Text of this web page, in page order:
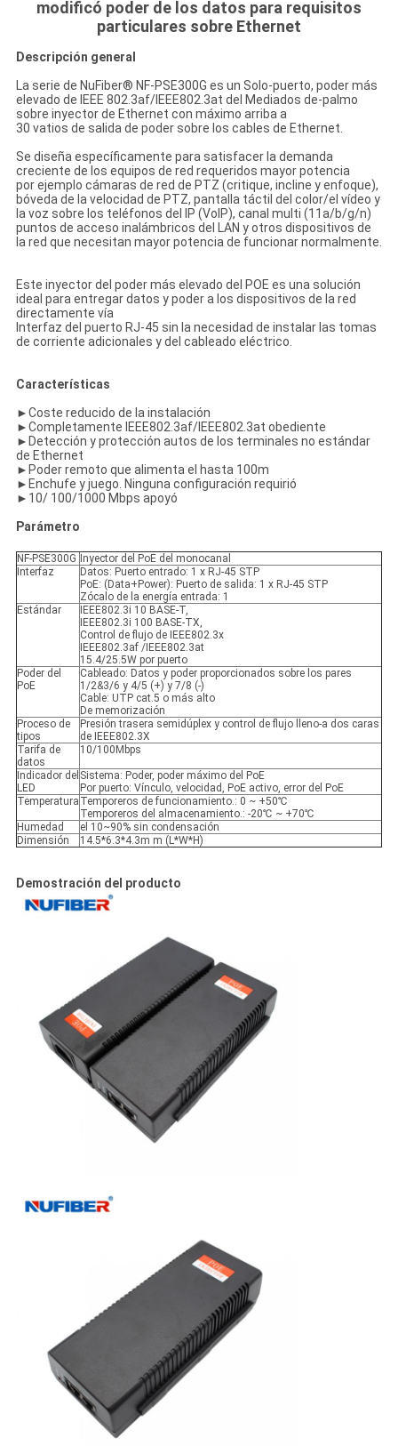
modificó poder de los datos para requisitos
particulares sobre Ethernet
Descripción general
La serie de NuFiber® NF-PSE300G es un Solo-puerto, poder más
elevado de IEEE 802.3af/IEEE802.3at del Mediados de-palmo
sobre inyector de Ethernet con máximo arriba a
30 vatios de salida de poder sobre los cables de Ethernet.
Se diseña específicamente para satisfacer la demanda
creciente de los equipos de red requeridos mayor potencia
por ejemplo cámaras de red de PTZ (critique, incline y enfoque),
bóveda de la velocidad de PTZ, pantalla táctil del color/el vídeo y
la voz sobre los teléfonos del IP (VoIP), canal multi (11a/b/g/n)
puntos de acceso inalámbricos del LAN y otros dispositivos de
la red que necesitan mayor potencia de funcionar normalmente.
Este inyector del poder más elevado del POE es una solución
ideal para entregar datos y poder a los dispositivos de la red
directamente vía
Interfaz del puerto RJ-45 sin la necesidad de instalar las tomas
de corriente adicionales y del cableado eléctrico.
Características
►Coste reducido de la instalación
►Completamente IEEE802.3af/IEEE802.3at obediente
►Detección y protección autos de los terminales no estándar
de Ethernet
►Poder remoto que alimenta el hasta 100m
►Enchufe y juego. Ninguna configuración requirió
►10/ 100/1000 Mbps apoyó
Parámetro
NF-PSE300G
Inyector del PoE del monocanal
Interfaz
Datos: Puerto entrado: 1 x RJ-45 STP
PoE: (Data+Power): Puerto de salida: 1 x RJ-45 STP
Zócalo de la energía entrada: 1
Estándar
IEEE802.3i 10 BASE-T,
IEEE802.3i 100 BASE-TX,
Control de flujo de IEEE802.3x
IEEE802.3af /IEEE802.3at
15.4/25.5W por puerto
Poder del
PoE
Cableado: Datos y poder proporcionados sobre los pares
1/2&3/6 y 4/5 (+) y 7/8 (-)
Cable: UTP cat.5 o más alto
De memorización
Proceso de
tipos
Presión trasera semidúplex y control de flujo lleno-a dos caras
de IEEE802.3X
Tarifa de
datos
10/100Mbps
Indicador del
LED
Sistema: Poder, poder máximo del PoE
Por puerto: Vínculo, velocidad, PoE activo, error del PoE
Temperatura Temporeros de funcionamiento.: 0 ~ +50℃
Temporeros del almacenamiento.: -20℃ ~ +70℃
Humedad
el 10~90% sin condensación
Dimensión
14.5*6.3*4.3m m (L*W*H)
Demostración del producto